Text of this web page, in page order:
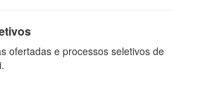
ofertadas e processos seletivos de